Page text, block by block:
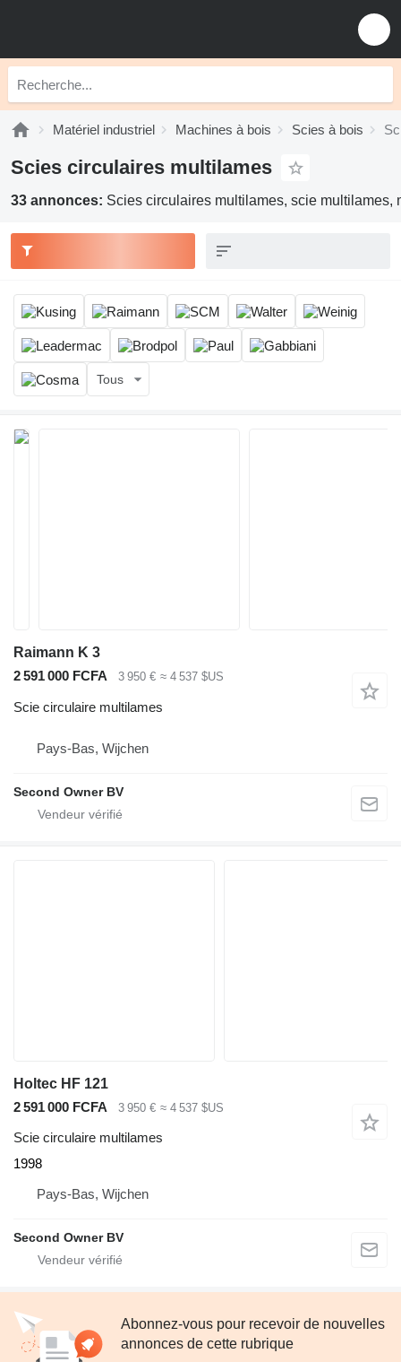
Matériel industriel Machines à bois Scies à bois
Scies circulaires multilames
33 annonces: Scies circulaires multilames, scie
Tous
Raimann K 3
2 591 000 FCFA
3 950 € ≈ 4 537 $US
Scie circulaire multilames
Pays-Bas, Wijchen
Second Owner BV
Holtec HF 121
2 591 000 FCFA
3 950 € ≈ 4 537 $US
Scie circulaire multilames
1998
Pays-Bas, Wijchen
Second Owner BV
Abonnez-vous pour recevoir de nouvelles
annonces de cette rubrique